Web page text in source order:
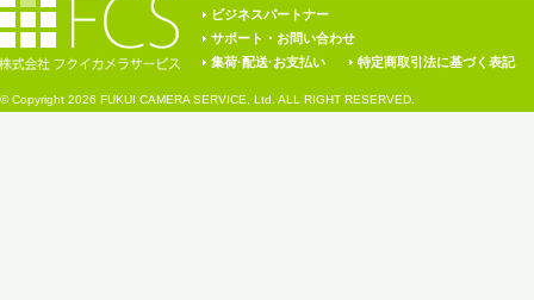
ビジネスパートナー
サポート・お問い合わせ
集荷·配送·お支払い
特定商取引法に基づく表記
© Copyright 2026 FUKUI CAMERA SERVICE, Ltd. ALL RIGHT RESERVED.